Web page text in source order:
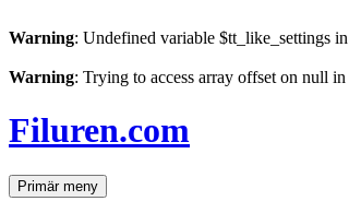
Warning: Undefined variable $tt_like_settings in
Warning: Trying to access array offset on null in
till
innehåll
Filuren.com
SökPrimär meny